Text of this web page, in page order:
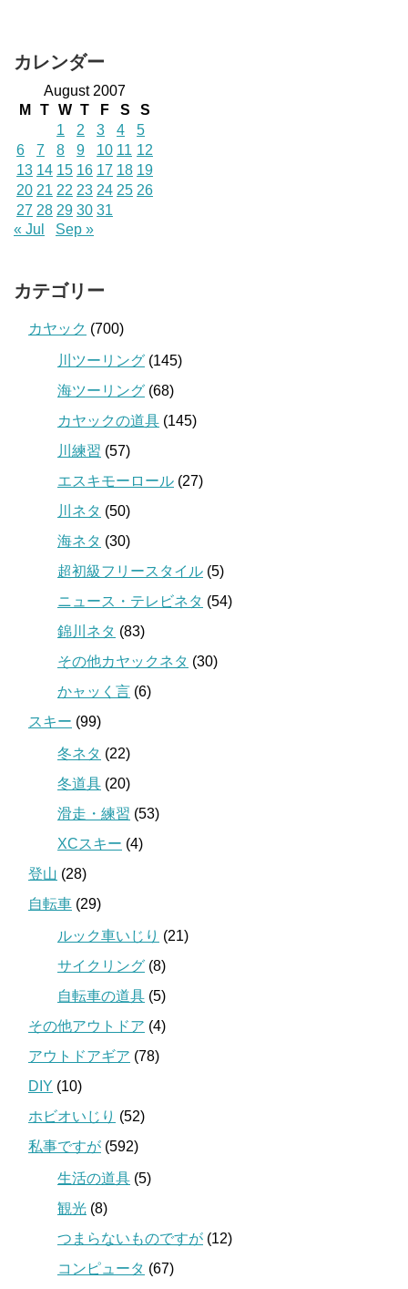
カレンダー
August 2007
M
T W T F S
S
1
2 3 4
5
6
7 8 9 10 11 12
13 14 15 16 17 18 19
20 21 22 23 24 25 26
27 28 29 30 31
« Jul
Sep »
カテゴリー
カヤック (700)
川ツーリング (145)
海ツーリング (68)
カヤックの道具 (145)
川練習 (57)
エスキモーロール (27)
川ネタ (50)
海ネタ (30)
超初級フリースタイル (5)
ニュース・テレビネタ (54)
錦川ネタ (83)
その他カヤックネタ (30)
かャッく言 (6)
スキー (99)
冬ネタ (22)
冬道具 (20)
滑走・練習 (53)
XCスキー (4)
登山 (28)
自転車 (29)
ルック車いじり (21)
サイクリング (8)
自転車の道具 (5)
その他アウトドア (4)
アウトドアギア (78)
DIY (10)
ホビオいじり (52)
私事ですが (592)
生活の道具 (5)
観光 (8)
つまらないものですが (12)
コンピュータ (67)